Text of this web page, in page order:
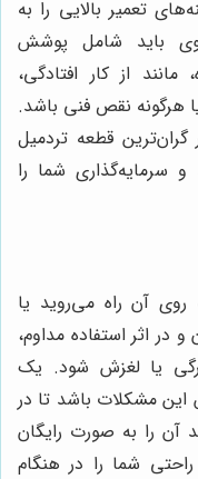
تعمیر بالایی را به
باید شامل پوشش
از کار افتادگی،
هرگونه نقص فنی باشد.
قطعه تردمیل
سرمایه‌گذاری شما را
آن راه می‌روید یا
اثر استفاده مداوم،
یا لغزش شود. یک
مشکلات باشد تا در
آن را به صورت رایگان
شما را در هنگام